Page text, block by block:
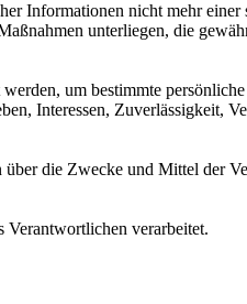
Informationen nicht mehr
unterliegen, die
um bestimmte
Interessen, Zuverlässigkeit,
die Zwecke und Mittel der
Verantwortlichen verarbeitet.